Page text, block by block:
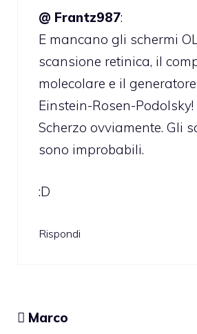
@ Frantz987:
E mancano gli schermi
scansione retinica, il
molecolare e il
Einstein-Rosen-Podolsky!
Scherzo ovviamente. Gli
sono improbabili.
:D
Rispondi
 Marco